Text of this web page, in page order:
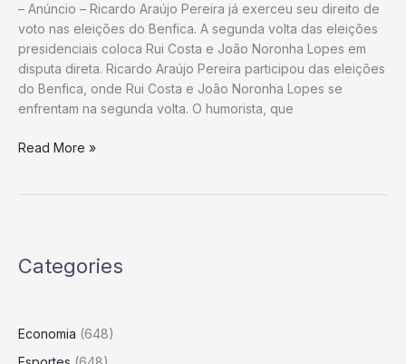
Gen
Z
– Anúncio – Ricardo Araújo Pereira já exerceu seu direito de
voto nas eleições do Benfica. A segunda volta das eleições
presidenciais coloca Rui Costa e João Noronha Lopes em
disputa direta. Ricardo Araújo Pereira participou das eleições
do Benfica, onde Rui Costa e João Noronha Lopes se
enfrentam na segunda volta. O humorista, que
Insanidade:
esperar
no
Read More »
Categories
Economia (648)